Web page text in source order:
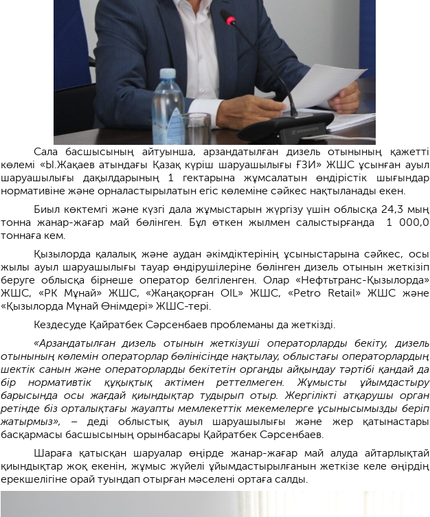
Сала басшысының айтуынша, арзандатылған дизель отынының қажетті
көлемі «Ы.Жақаев атындағы Қазақ күріш шаруашылығы ҒЗИ» ЖШС ұсынған ауыл
шаруашылығы дақылдарының 1 гектарына жұмсалатын өндірістік шығындар
нормативіне және орналастырылатын егіс көлеміне сәйкес нақтыланады екен.
Биыл көктемгі және күзгі дала жұмыстарын жүргізу үшін облысқа 24,3 мың
тонна жанар-жағар май бөлінген. Бұл өткен жылмен салыстырғанда 1 000,0
тоннаға кем.
Қызылорда қалалық және аудан әкімдіктерінің ұсыныстарына сәйкес, осы
жылы ауыл шаруашылығы тауар өндірушілеріне бөлінген дизель отынын жеткізіп
беруге облысқа бірнеше оператор белгіленген. Олар «Нефтьтранс-Қызылорда»
ЖШС, «РК Мұнай» ЖШС, «Жаңақорған OIL» ЖШС, «Petro Retail» ЖШС және
«Қызылорда Мұнай Өнімдері» ЖШС-тері.
Кездесуде Қайратбек Сәрсенбаев проблеманы да жеткізді.
«Арзандатылған дизель отынын жеткізуші операторларды бекіту, дизель
отынының көлемін операторлар бөлінісінде нақтылау, облыстағы операторлардың
шектік санын және операторларды бекітетін органды айқындау тәртібі қандай да
бір нормативтік құқықтық актімен реттелмеген. Жұмысты ұйымдастыру
барысында осы жағдай қиындықтар тудырып отыр. Жергілікті атқарушы орган
ретінде біз орталықтағы жауапты мемлекеттік мекемелерге ұсынысымызды беріп
жатырмыз», – деді облыстық ауыл шаруашылығы және жер қатынастары
басқармасы басшысының орынбасары Қайратбек Сәрсенбаев.
Шараға қатысқан шаруалар өңірде жанар-жағар май алуда айтарлықтай
қиындықтар жоқ екенін, жұмыс жүйелі ұйымдастырылғанын жеткізе келе өңірдің
ерекшелігіне орай туындап отырған мәселені ортаға салды.